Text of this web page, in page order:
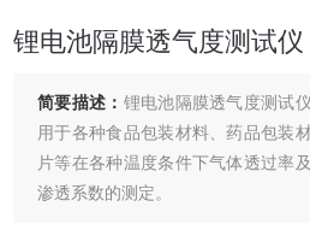
锂电池隔膜透气度测试仪
简要描述： 锂电池隔膜透气度测试
用于各种食品包装材料、药品包装
片等在各种温度条件下气体透过率
渗透系数的测定。